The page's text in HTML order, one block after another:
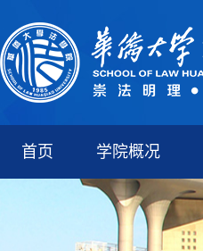
首页 学院概况